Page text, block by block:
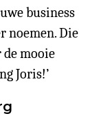
business
noemen. Die
mooie
Joris!’